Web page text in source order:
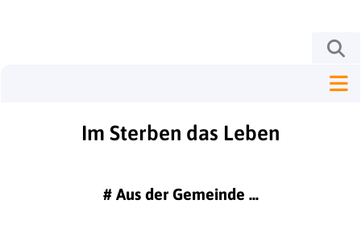
Im Sterben das Leben
# Aus der Gemeinde ...